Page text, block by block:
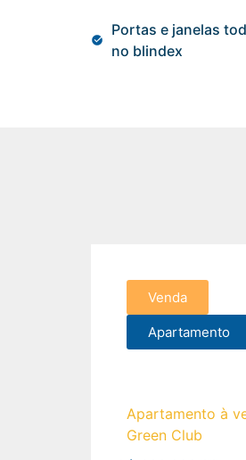
Portas e janelas
no blindex
Venda
Apartamento
Apartamento à
Green Club